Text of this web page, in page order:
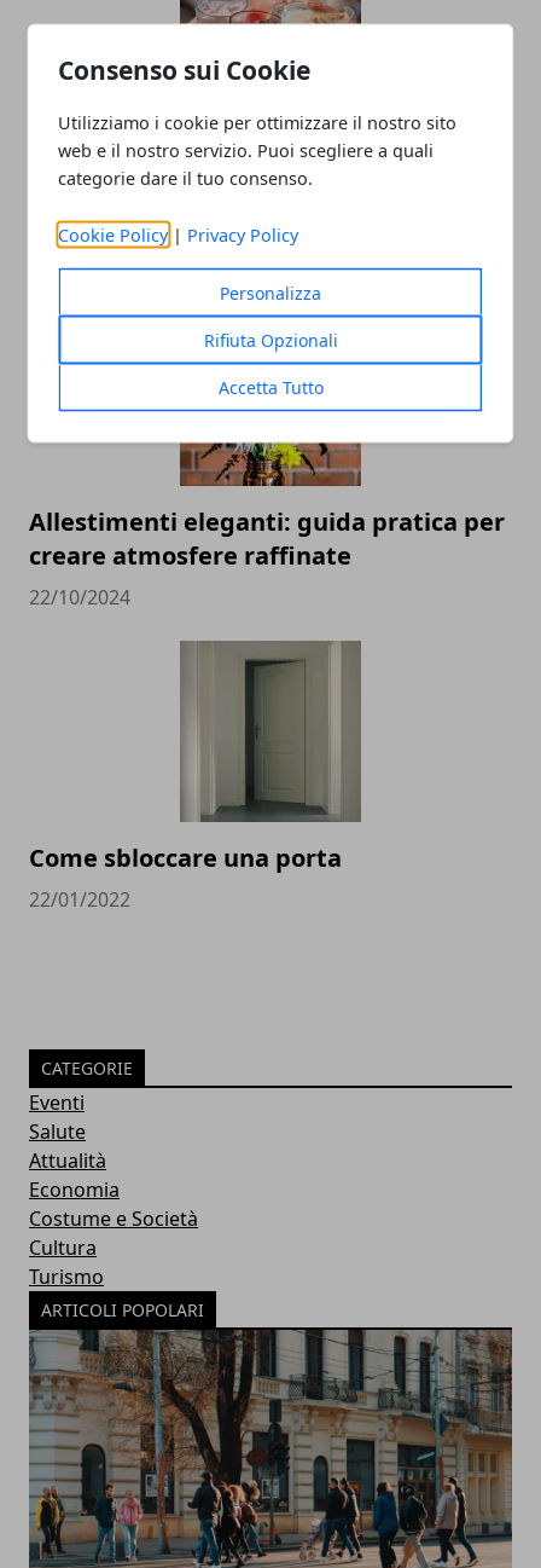
Consenso sui Cookie
Utilizziamo i cookie per ottimizzare il nostro sito
web e il nostro servizio. Puoi scegliere a quali
categorie dare il tuo consenso.
Cookie Policy | Privacy Policy
Personalizza
Rifiuta Opzionali
Accetta Tutto
Capodanno in discoteca: ballare e
festeggiare per un inizio di anno
esplosivo!
29/10/2024
Allestimenti eleganti: guida pratica per
creare atmosfere raffinate
22/10/2024
Come sbloccare una porta
22/01/2022
CATEGORIE
Eventi
Salute
Attualità
Economia
Costume e Società
Cultura
Turismo
ARTICOLI POPOLARI